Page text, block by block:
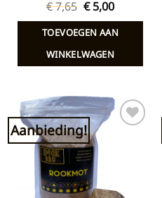
€7,65 Oorspronkelijke
prijs
was:
€ 7,65.
€5,00Huidige
is:
€ 5,00.
TOEVOEGEN AAN
WINKELWAGEN
Aanbieding! Toevoegen
verlanglijst